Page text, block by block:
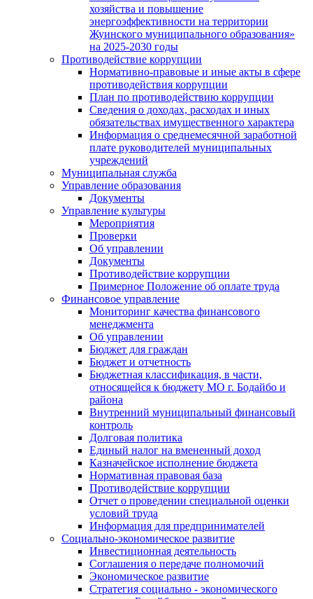
хозяйства и повышение
энергоэффективности на территории
Жуинского муниципального образования»
на 2025-2030 годы
Противодействие коррупции
Нормативно-правовые и иные акты в сфере
противодействия коррупции
План по противодействию коррупции
Сведения о доходах, расходах и иных
обязательствах имущественного характера
Информация о среднемесячной заработной
плате руководителей муниципальных
учреждений
Муниципальная служба
Управление образования
Документы
Управление культуры
Мероприятия
Проверки
Об управлении
Документы
Противодействие коррупции
Примерное Положение об оплате труда
Финансовое управление
Мониторинг качества финансового
менеджмента
Об управлении
Бюджет для граждан
Бюджет и отчетность
Бюджетная классификация, в части,
относящейся к бюджету МО г. Бодайбо и
района
Внутренний муниципальный финансовый
контроль
Долговая политика
Единый налог на вмененный доход
Казначейское исполнение бюджета
Нормативная правовая база
Противодействие коррупции
Отчет о проведении специальной оценки
условий труда
Информация для предпринимателей
Социально-экономическое развитие
Инвестиционная деятельность
Соглашения о передаче полномочий
Экономическое развитие
Стратегия социально - экономического